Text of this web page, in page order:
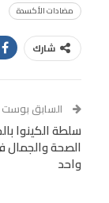
مضادات الأكسدة
شارك
Tumblr
البريد
Digg
السابق بوست
سلطة الكينوا
الصحة
واحد